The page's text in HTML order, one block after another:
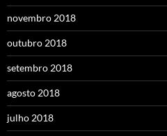
novembro 2018
outubro 2018
setembro 2018
agosto 2018
julho 2018